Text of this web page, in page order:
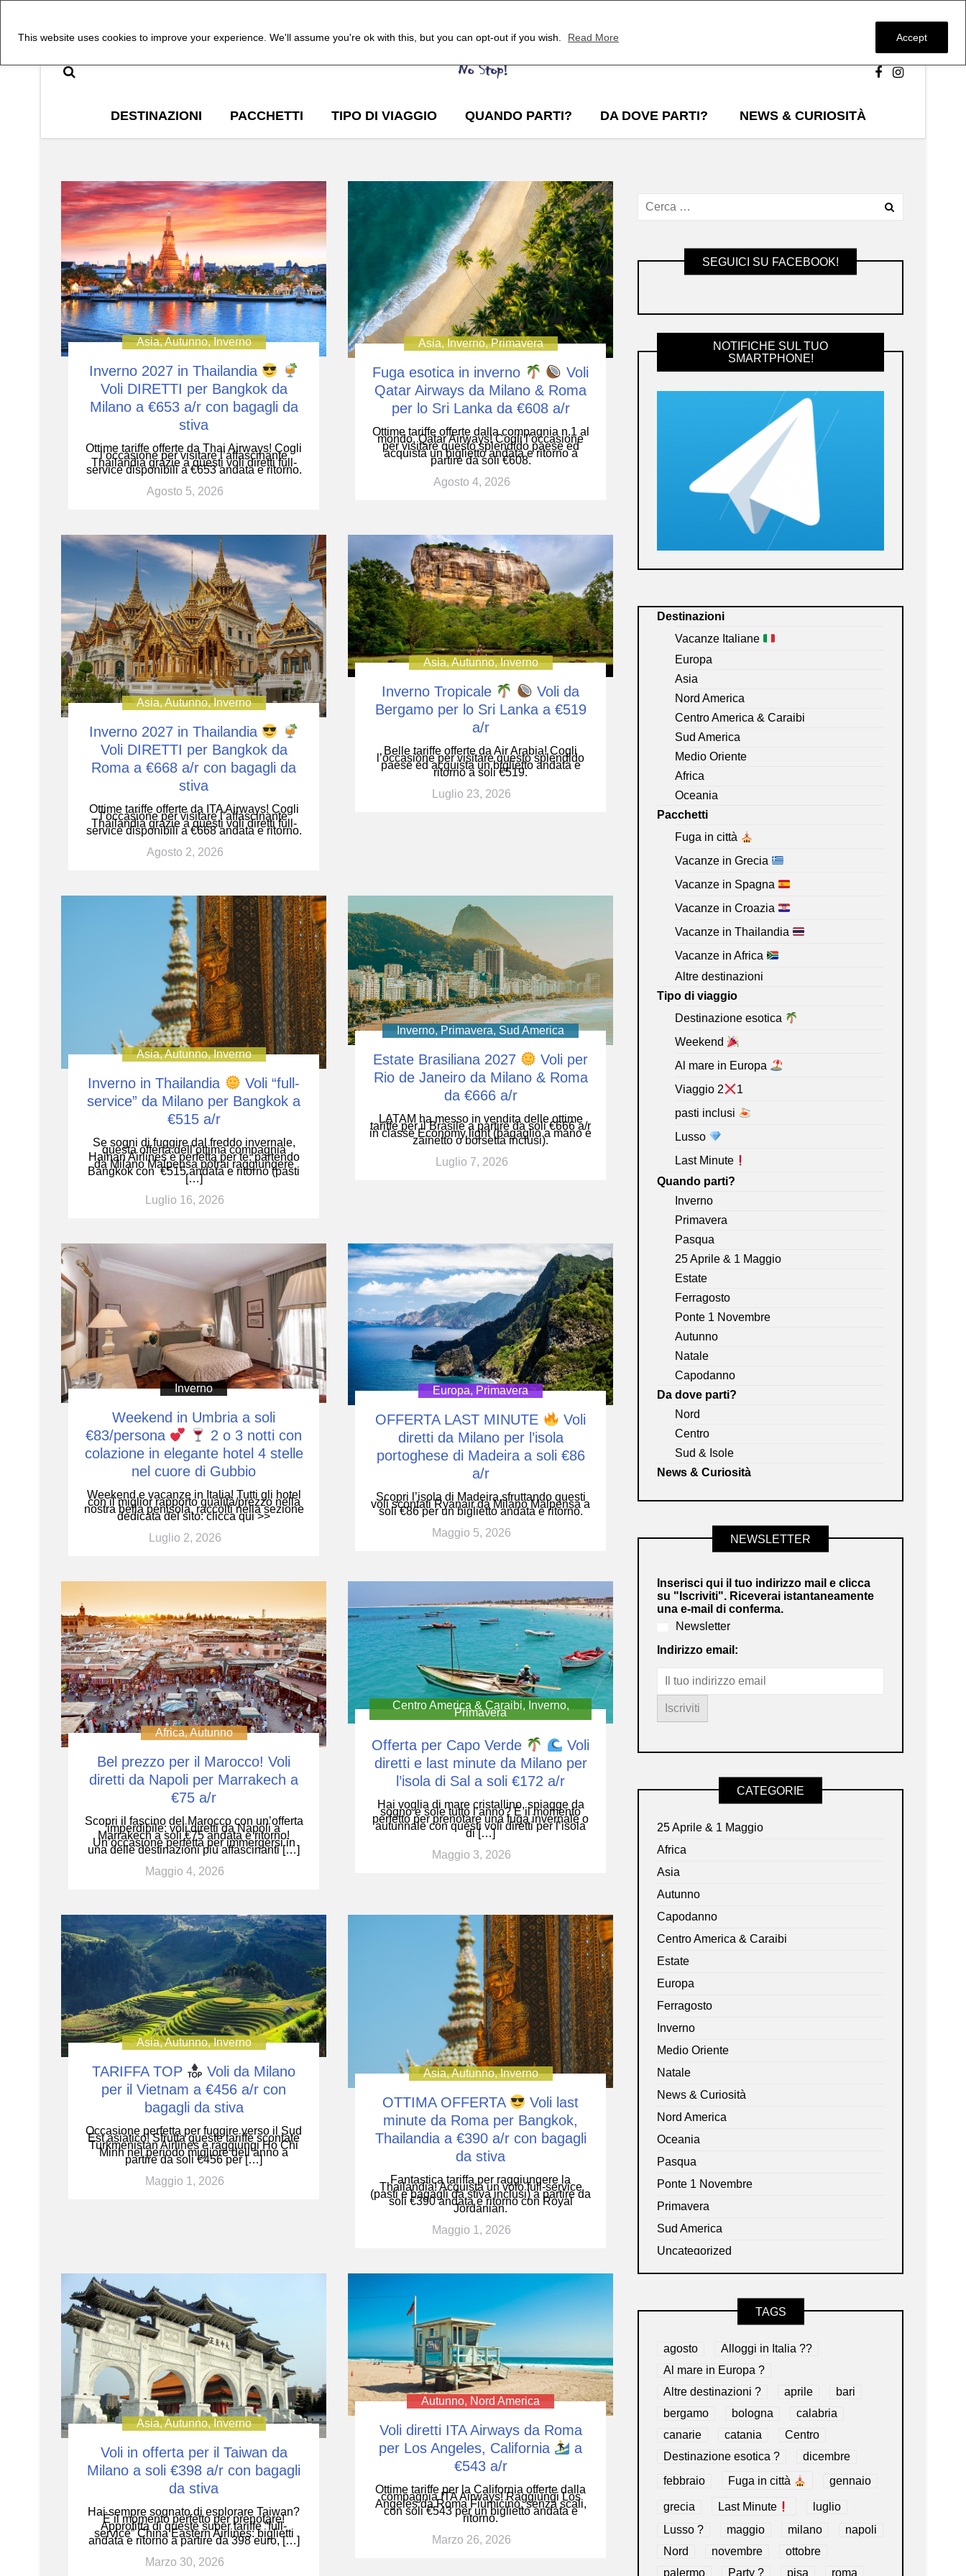
This website uses cookies to improve your experience. We'll assume you're ok with this, but you can opt-out if you wish. Read More Accept
DESTINAZIONI PACCHETTI TIPO DI VIAGGIO QUANDO PARTI? DA DOVE PARTI? NEWS & CURIOSITÀ
Asia,Autunno,Inverno
Inverno 2027 in Thailandia
Voli DIRETTI per Bangkok da
Milano a €653 a/r con bagagli da
stiva
Ottime tariffe offerte da Thai Airways! Cogli
l’occasione per visitare l’affascinante
Thailandia grazie a questi voli diretti full-
service disponibili a €653 andata e ritorno.
Agosto 5, 2026
Asia,Inverno,Primavera
Fuga esotica in inverno
Voli
Qatar Airways da Milano & Roma
per lo Sri Lanka da €608 a/r
Ottime tariffe offerte dalla compagnia n.1 al
mondo, Qatar Airways! Cogli l’occasione
per visitare questo splendido paese ed
acquista un biglietto andata e ritorno a
partire da soli €608.
Agosto 4, 2026
Asia, Autunno,Inverno
Inverno 2027 in Thailandia
Voli DIRETTI per Bangkok da
Roma a €668 a/r con bagagli da
stiva
Ottime tariffe offerte da ITA Airways! Cogli
l’occasione per visitare l’affascinante
Thailandia grazie a questi voli diretti full-
service disponibili a €668 andata e ritorno.
Agosto 2, 2026
Asia,Autunno,Inverno
Inverno Tropicale
Voli da
Bergamo per lo Sri Lanka a €519
a/r
Belle tariffe offerte da Air Arabia! Cogli
l’occasione per visitare questo splendido
paese ed acquista un biglietto andata e
ritorno a soli €519.
Luglio 23, 2026
Asia,Autunno,Inverno
Inverno in Thailandia
Voli “full-
service” da Milano per Bangkok a
€515 a/r
Se sogni di fuggire dal freddo invernale,
questa offerta dell’ottima compagnia
Hainan Airlines è perfetta per te: partendo
da Milano Malpensa potrai raggiungere
Bangkok con €515 andata e ritorno (pasti
[…]
Luglio 16, 2026
Inverno,Primavera, Sud America
Estate Brasiliana 2027
Voli per
Rio de Janeiro da Milano & Roma
da €666 a/r
LATAM ha messo in vendita delle ottime
tariffe per il Brasile a partire da soli €666 a/r
in classe Economy light (bagaglio a mano e
zainetto o borsetta inclusi).
Luglio 7, 2026
Inverno
Weekend in Umbria a soli
€83/persona
2 o 3 notti con
colazione in elegante hotel 4 stelle
nel cuore di Gubbio
Weekend e vacanze in Italia! Tutti gli hotel
con il miglior rapporto qualità/prezzo nella
nostra bella penisola, raccolti nella sezione
dedicata del sito: clicca qui >>
Luglio 2, 2026
Europa,Primavera
OFFERTA LAST MINUTE
Voli
diretti da Milano per l’isola
portoghese di Madeira a soli €86
a/r
Scopri l’isola di Madeira sfruttando questi
voli scontati Ryanair da Milano Malpensa a
soli €86 per un biglietto andata e ritorno.
Maggio 5, 2026
Africa,Autunno
Bel prezzo per il Marocco! Voli
diretti da Napoli per Marrakech a
€75 a/r
Scopri il fascino del Marocco con un’offerta
imperdibile: voli diretti da Napoli a
Marrakech a soli €75 andata e ritorno!
Un’occasione perfetta per immergersi in
una delle destinazioni più affascinanti […]
Maggio 4, 2026
Centro America & Caraibi, Inverno,
Primavera
Offerta per Capo Verde
Voli
diretti e last minute da Milano per
l’isola di Sal a soli €172 a/r
Hai voglia di mare cristallino, spiagge da
sogno e sole tutto l’anno? È il momento
perfetto per prenotare una fuga invernale o
autunnale con questi voli diretti per l’isola
di […]
Maggio 3, 2026
Asia,Autunno,Inverno
TARIFFA TOP
Voli da Milano
per il Vietnam a €456 a/r con
bagagli da stiva
Occasione perfetta per fuggire verso il Sud
Est asiatico! Sfrutta queste tariffe scontate
Turkmenistan Airlines e raggiungi Ho Chi
Minh nel periodo migliore dell’anno a
partire da soli €456 per […]
Maggio 1, 2026
Asia,Autunno,Inverno
OTTIMA OFFERTA
Voli last
minute da Roma per Bangkok,
Thailandia a €390 a/r con bagagli
da stiva
Fantastica tariffa per raggiungere la
Thailandia! Acquista un volo full-service
(pasti e bagagli da stiva inclusi) a partire da
soli €390 andata e ritorno con Royal
Jordanian.
Maggio 1, 2026
Asia, Autunno, Inverno
Voli in offerta per il Taiwan da
Milano a soli €398 a/r con bagagli
da stiva
Hai sempre sognato di esplorare Taiwan?
È il momento perfetto per prenotare!
Approfitta di queste super tariffe “full-
service” China Eastern Airlines: biglietti
andata e ritorno a partire da 398 euro, […]
Marzo 30, 2026
Autunno, Nord America
Voli diretti ITA Airways da Roma
per Los Angeles, California
a
€543 a/r
Ottime tariffe per la California offerte dalla
compagnia ITA Airways! Raggiungi Los
Angeles da Roma Fiumicino, senza scali,
con soli €543 per un biglietto andata e
ritorno.
Marzo 26, 2026
SEGUICI SU FACEBOOK!
NOTIFICHE SUL TUO
SMARTPHONE!
Destinazioni
Vacanze Italiane
Europa
Asia
Nord America
Centro America & Caraibi
Sud America
Medio Oriente
Africa
Oceania
Pacchetti
Fuga in città
Vacanze in Grecia
Vacanze in Spagna
Vacanze in Croazia
Vacanze in Thailandia
Vacanze in Africa
Altre destinazioni
Tipo di viaggio
Destinazione esotica
Weekend
Al mare in Europa
Viaggio 2
1
pasti inclusi
Lusso
Last Minute
Quando parti?
Inverno
Primavera
Pasqua
25 Aprile & 1 Maggio
Estate
Ferragosto
Ponte 1 Novembre
Autunno
Natale
Capodanno
Da dove parti?
Nord
Centro
Sud & Isole
News & Curiosità
NEWSLETTER
Inserisci qui il tuo indirizzo mail e clicca
su "Iscriviti". Riceverai istantaneamente
una e-mail di conferma.
Newsletter
Indirizzo email:
CATEGORIE
25 Aprile & 1 Maggio
Africa
Asia
Autunno
Capodanno
Centro America & Caraibi
Estate
Europa
Ferragosto
Inverno
Medio Oriente
Natale
News & Curiosità
Nord America
Oceania
Pasqua
Ponte 1 Novembre
Primavera
Sud America
Uncategorized
TAGS
agosto
Alloggi in Italia ??
Al mare in Europa ?️
Altre destinazioni ?
aprile
bari
bergamo
bologna
calabria
canarie
catania
Centro
Destinazione esotica ?
dicembre
febbraio Fuga in città gennaio
grecia Last Minute
luglio
Lusso ?
maggio milano
napoli
Nord
novembre
ottobre
palermo
Party ? pisa roma